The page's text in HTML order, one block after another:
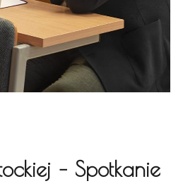
– Spotkanie